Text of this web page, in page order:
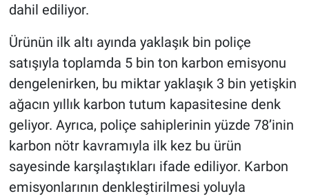
dahil ediliyor.
Ürünün ilk altı ayında yaklaşık bin poliçe
satışıyla toplamda 5 bin ton karbon emisyonu
dengelenirken, bu miktar yaklaşık 3 bin yetişkin
ağacın yıllık karbon tutum kapasitesine denk
geliyor. Ayrıca, poliçe sahiplerinin yüzde 78’inin
karbon nötr kavramıyla ilk kez bu ürün
sayesinde karşılaştıkları ifade ediliyor. Karbon
emisyonlarının denkleştirilmesi yoluyla